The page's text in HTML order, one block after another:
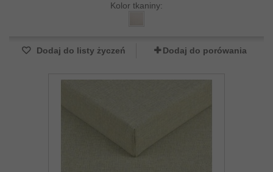
Kolor tkaniny:
Dodaj do listy życzeń Dodaj do porówania